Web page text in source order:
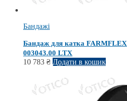
Бандажі
Бандаж для катка FARMFLEX
003043.00 LTX
10 783 ₴ Додати в кошик